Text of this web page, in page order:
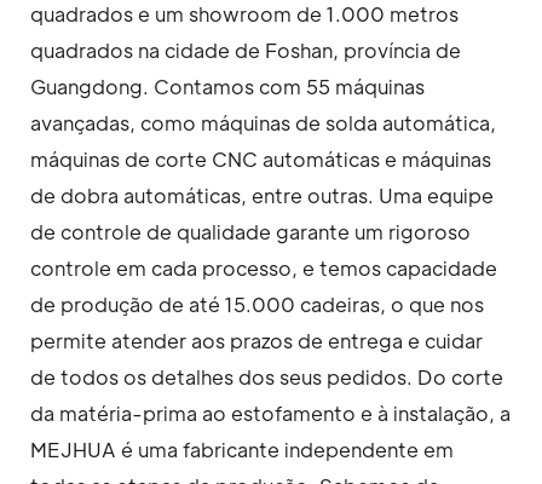
quadrados e um showroom de 1.000 metros
quadrados na cidade de Foshan, província de
Guangdong. Contamos com 55 máquinas
avançadas, como máquinas de solda automática,
máquinas de corte CNC automáticas e máquinas
de dobra automáticas, entre outras. Uma equipe
de controle de qualidade garante um rigoroso
controle em cada processo, e temos capacidade
de produção de até 15.000 cadeiras, o que nos
permite atender aos prazos de entrega e cuidar
de todos os detalhes dos seus pedidos. Do corte
da matéria-prima ao estofamento e à instalação, a
MEJHUA é uma fabricante independente em